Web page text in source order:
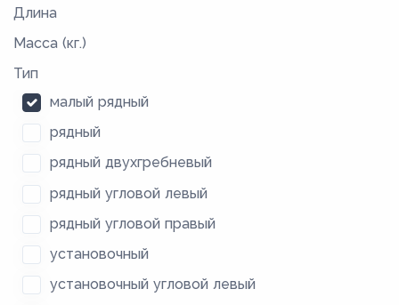
Длина
Масса (кг.)
Тип
малый рядный
рядный
рядный двухгребневый
рядный угловой левый
рядный угловой правый
установочный
установочный угловой левый